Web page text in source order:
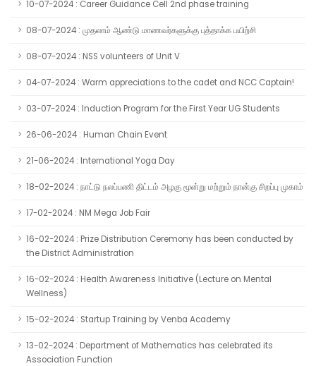
10-07-2024 : Career Guidance Cell 2nd phase training
08-07-2024 : முதலாம் ஆண்டு மாணவர்களுக்கு புத்தாக்க பயிற்சி
08-07-2024 : NSS volunteers of Unit V
04-07-2024 : Warm appreciations to the cadet and NCC Captain!
03-07-2024 : Induction Program for the First Year UG Students
26-06-2024 : Human Chain Event
21-06-2024 : International Yoga Day
18-02-2024 : நாட்டு நலப்பணி திட்டம் அழகு மூன்று மற்றும் நான்கு சிறப்பு முகாம்
17-02-2024 : NM Mega Job Fair
16-02-2024 : Prize Distribution Ceremony has been conducted by
the District Administration
16-02-2024 : Health Awareness Initiative (Lecture on Mental
Wellness)
15-02-2024 : Startup Training by Venba Academy
13-02-2024 : Department of Mathematics has celebrated its
Association Function